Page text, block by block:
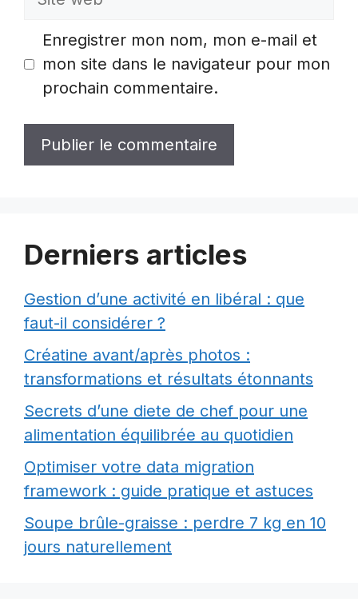
Enregistrer mon nom, mon e-mail et
mon site dans le navigateur pour mon
prochain commentaire.
Derniers articles
Gestion d’une activité en libéral : que
faut-il considérer ?
Créatine avant/après photos :
transformations et résultats étonnants
Secrets d’une diete de chef pour une
alimentation équilibrée au quotidien
Optimiser votre data migration
framework : guide pratique et astuces
Soupe brûle-graisse : perdre 7 kg en 10
jours naturellement